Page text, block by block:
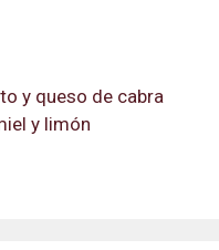
y queso de cabra
y limón